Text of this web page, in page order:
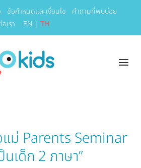
ข้อกำหนดและเงื่อนไข
คำถามที่พบบ่อย
เรา EN | TH
ม่ Parents Seminar
นเด็ก 2 ภาษา”